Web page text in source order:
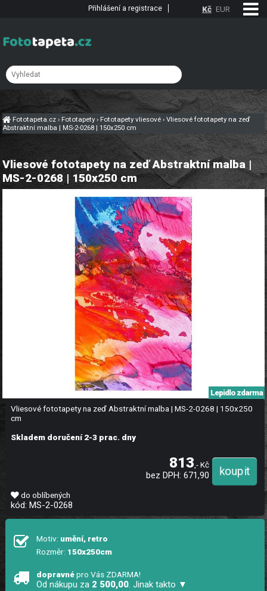
Fototapeta.cz› Fototapety› Fototapety vliesové ›Vliesové fototapety na zeď
Abstraktní malba | MS-2-0268 | 150x250 cm
Vliesové fototapety na zeď Abstraktní malba |
MS-2-0268 | 150x250 cm
Vliesové fototapety na zeď Abstraktní malba | MS-2-0268 | 150x250
cm
Lepidlo zdarma
Skladem doručení 2-3 prac. dny
813,- Kč
bez DPH: 671,90
do oblíbených
kód: MS-2-0268
Motiv: umění, retro
Rozměr: 150x250cm
dopravnépro Vás ZDARMA!
Od nákupu za 2 500,00. Jinak takto ▼
Kč EUR
Přihlášení a registrace